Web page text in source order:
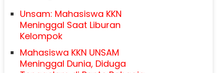
Unsam: Mahasiswa KKN
Meninggal Saat Liburan
Kelompok
Mahasiswa KKN UNSAM
Meninggal Dunia, Diduga